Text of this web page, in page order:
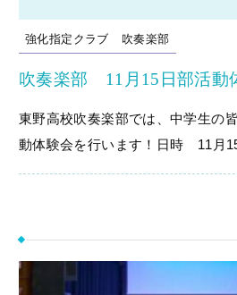
強化指定クラブ 吹奏楽部
吹奏楽部 11月15日部活動
東野高校吹奏楽部では、中学生の
動体験会を行います！日時 11月